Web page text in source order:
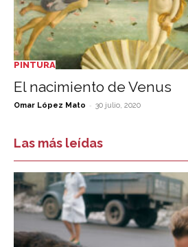
PINTURA
El nacimiento de Venus
Omar López Mato - 30 julio, 2020
Las más leídas